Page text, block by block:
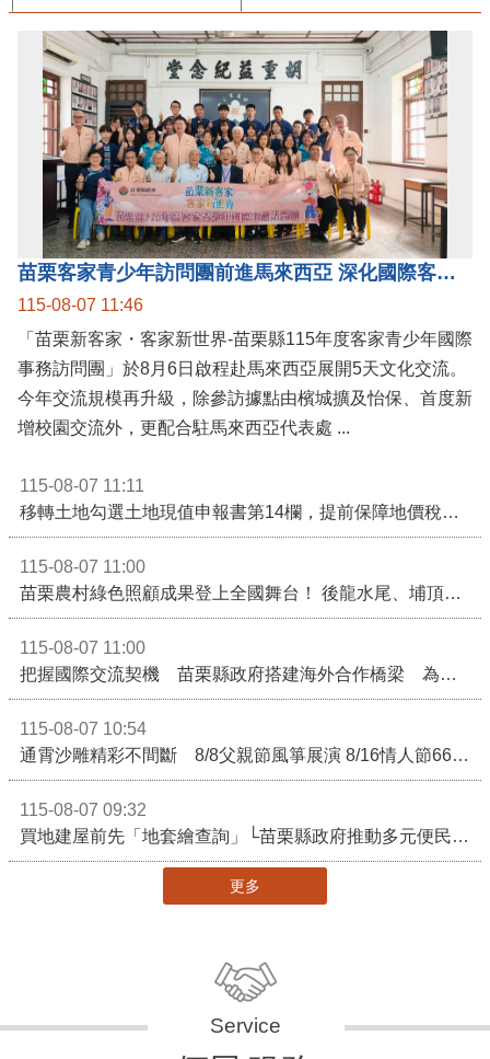
苗栗客家青少年訪問團前進馬來西亞 深化國際客家文化交流
115-08-07 11:46
「苗栗新客家・客家新世界-苗栗縣115年度客家青少年國際
事務訪問團」於8月6日啟程赴馬來西亞展開5天文化交流。
今年交流規模再升級，除參訪據點由檳城擴及怡保、首度新
115-08-07 11:11
115-08-07 11:00
115-08-07 11:00
115-08-07 10:54
115-08-07 09:32
更多